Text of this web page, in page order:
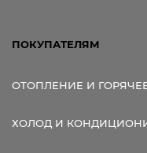
ПОКУПАТЕЛЯМ
ОТОПЛЕНИЕ И
ХОЛОД И